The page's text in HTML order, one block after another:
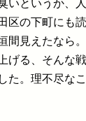
いというか、
の下町にも
間見えたなら
げる、そんな
た。理不尽な